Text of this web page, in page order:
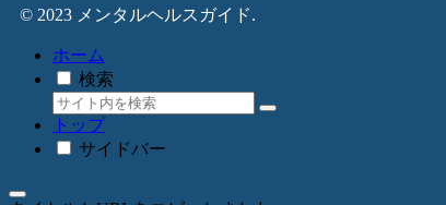
© 2023 メンタルヘルスガイド.
ホーム
検索
トップ
サイドバー